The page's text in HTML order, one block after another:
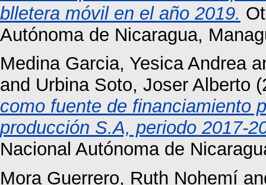
blletera móvil en el año 2019.
Autónoma de Nicaragua,
Medina Garcia, Yesica Andrea
and Urbina Soto, Joser Alberto
como fuente de financiamiento
producción S.A, periodo 2017-
Nacional Autónoma de
Mora Guerrero, Ruth Nohemí